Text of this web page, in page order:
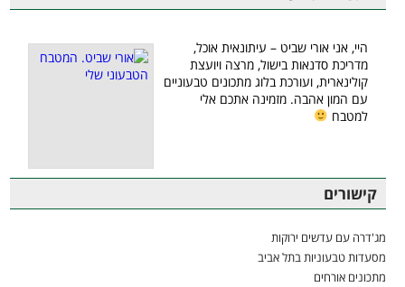
היי, אני אורי שביט – עיתונאית אוכל,
מדריכת סדנאות בישול, מרצה ויועצת
קולינארית, ועורכת בלוג מתכונים טבעוניים
עם המון אהבה. מזמינה אתכם אלי
למטבח
קישורים
מג'דרה עם עדשים ירוקות
מסעדות טבעוניות בתל אביב
מתכונים אורחים